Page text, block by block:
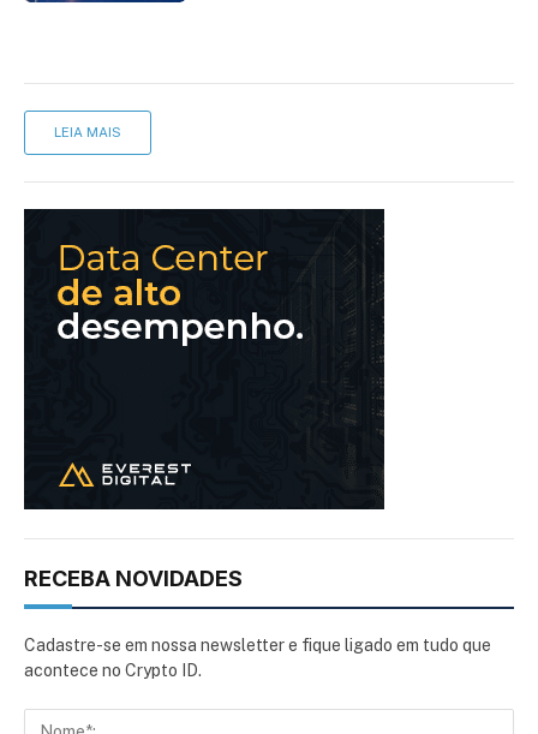
LEIA MAIS
RECEBA NOVIDADES
Cadastre-se em nossa newsletter e fique ligado em tudo que
acontece no Crypto ID.